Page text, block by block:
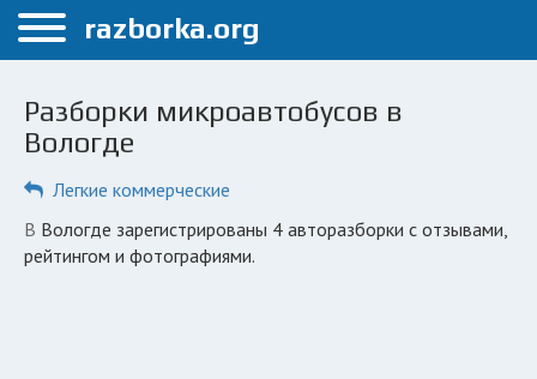
Меню
Вологда
Каталог разборок
Автосервисы
Разборки микроавтобусов в
Вологде
Легкие коммерческие
в Вологде зарегистрированы 4 авторазборки с отзывами,
рейтингом и фотографиями.
razborka.org